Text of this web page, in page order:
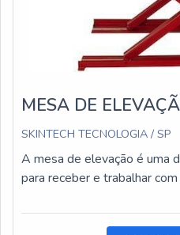
MESA DE
SKINTECH TECNOLOGIA / SP
A mesa de elevação é uma
para receber e trabalhar